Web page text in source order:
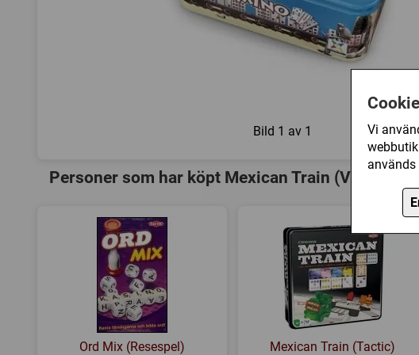
Vi
Bild 1 av 1
Personer som har köpt Mexican Train (Venneröd)
Ord Mix (Resespel) Mexican Train (Tactic)